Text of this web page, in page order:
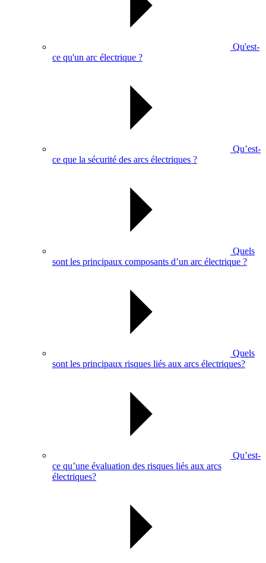
Qu'est-
ce qu'un arc électrique ?
Qu’est-
ce que la sécurité des arcs électriques ?
Quels
sont les principaux composants d’un arc électrique ?
Quels
sont les principaux risques liés aux arcs électriques?
Qu’est-
ce qu’une évaluation des risques liés aux arcs
électriques?